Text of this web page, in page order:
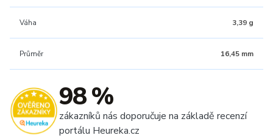
Váha 3,39 g
Průměr 16,45 mm
98 %
zákazníků nás doporučuje na základě recenzí
portálu Heureka.cz